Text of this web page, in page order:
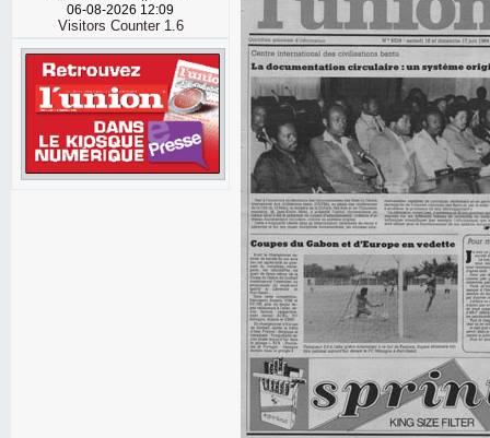
06-08-2026 12:09
Visitors Counter 1.6